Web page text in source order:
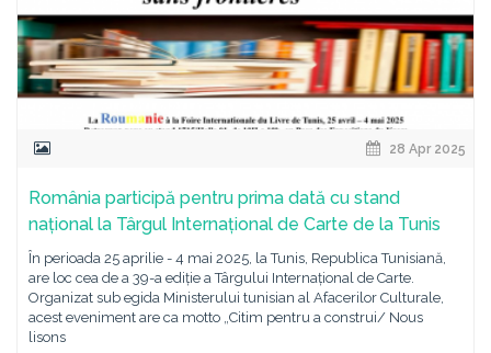
28 Apr 2025
România participă pentru prima dată cu stand
național la Târgul Internațional de Carte de la Tunis
În perioada 25 aprilie - 4 mai 2025, la Tunis, Republica Tunisiană,
are loc cea de a 39-a ediție a Târgului Internațional de Carte.
Organizat sub egida Ministerului tunisian al Afacerilor Culturale,
acest eveniment are ca motto „Citim pentru a construi/ Nous
lisons